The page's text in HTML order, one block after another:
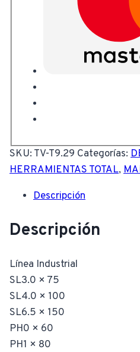
SKU: TV-T9.29 Categorías:
HERRAMIENTAS TOTAL,
Descripción
Descripción
Línea Industrial
SL3.0 × 75
SL4.0 × 100
SL6.5 × 150
PH0 × 60
PH1 × 80